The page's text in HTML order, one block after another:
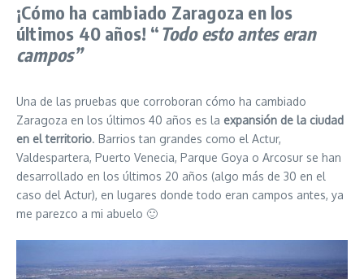
¡Cómo ha cambiado Zaragoza en los
últimos 40 años! “Todo esto antes eran
campos”
Una de las pruebas que corroboran cómo ha cambiado
Zaragoza en los últimos 40 años es la expansión de la ciudad
en el territorio. Barrios tan grandes como el Actur,
Valdespartera, Puerto Venecia, Parque Goya o Arcosur se han
desarrollado en los últimos 20 años (algo más de 30 en el
caso del Actur), en lugares donde todo eran campos antes, ya
me parezco a mi abuelo 🙂